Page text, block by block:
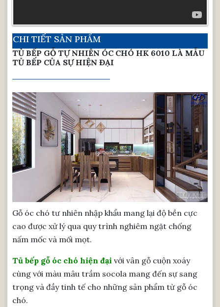
CHI TIẾT SẢN PHẨM
TỦ BẾP GỖ TỰ NHIÊN ÓC CHÓ HK 6010 LÀ MẪU
TỦ BẾP CỦA SỰ HIỆN ĐẠI
Gỗ óc chó tư nhiên nhập khẩu mang lại độ bền cực
cao được xử lý qua quy trình nghiêm ngặt chống
nấm mốc và mối mọt.
Tủ bếp gỗ óc chó hiện đại với vân gỗ cuộn xoáy
cùng với màu mâu trầm socola mang đến sự sang
trọng và đầy tinh tế cho những sản phẩm từ gỗ óc
chó.